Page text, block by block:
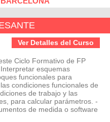
Ver Detalles del Curso
Ciclo Formativo de FP
esquemas
funcionales para
condiciones funcionales de
de trabajo y las
para calcular parámetros. -
de medida o software